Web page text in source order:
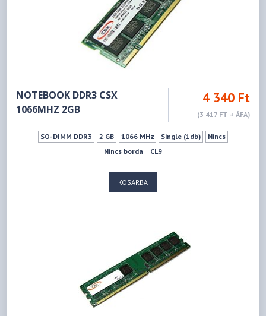
NOTEBOOK DDR3 CSX
1066MHZ 2GB
4 340 Ft
(3 417 FT + ÁFA)
SO-DIMM DDR3 2 GB 1066 MHz Single (1db)
Nincs
Nincs borda
CL9
KOSÁRBA